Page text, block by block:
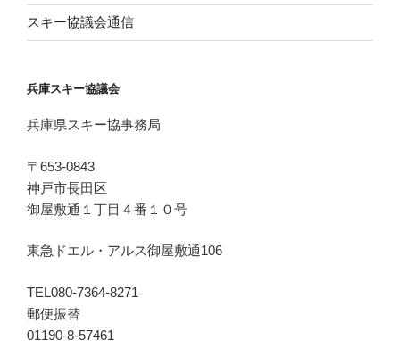
スキー協議会通信
兵庫スキー協議会
兵庫県スキー協事務局
〒653-0843
神戸市長田区
御屋敷通１丁目４番１０号
東急ドエル・アルス御屋敷通106
TEL080-7364-8271
郵便振替
01190-8-57461